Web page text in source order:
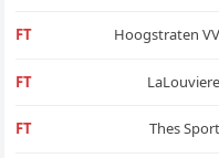
FT Hoogstraten VV
FT LaLouviere
FT Thes Sport